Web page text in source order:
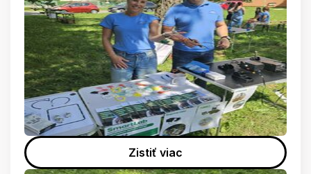
Zistiť viac